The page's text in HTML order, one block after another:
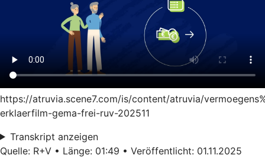
https://atruvia.scene7.com/is/content/atruvia/
erklaerfilm-gema-frei-ruv-202511
Transkript anzeigen
Quelle: R+V • Länge: 01:49 • Veröffentlicht: 01.11.2025